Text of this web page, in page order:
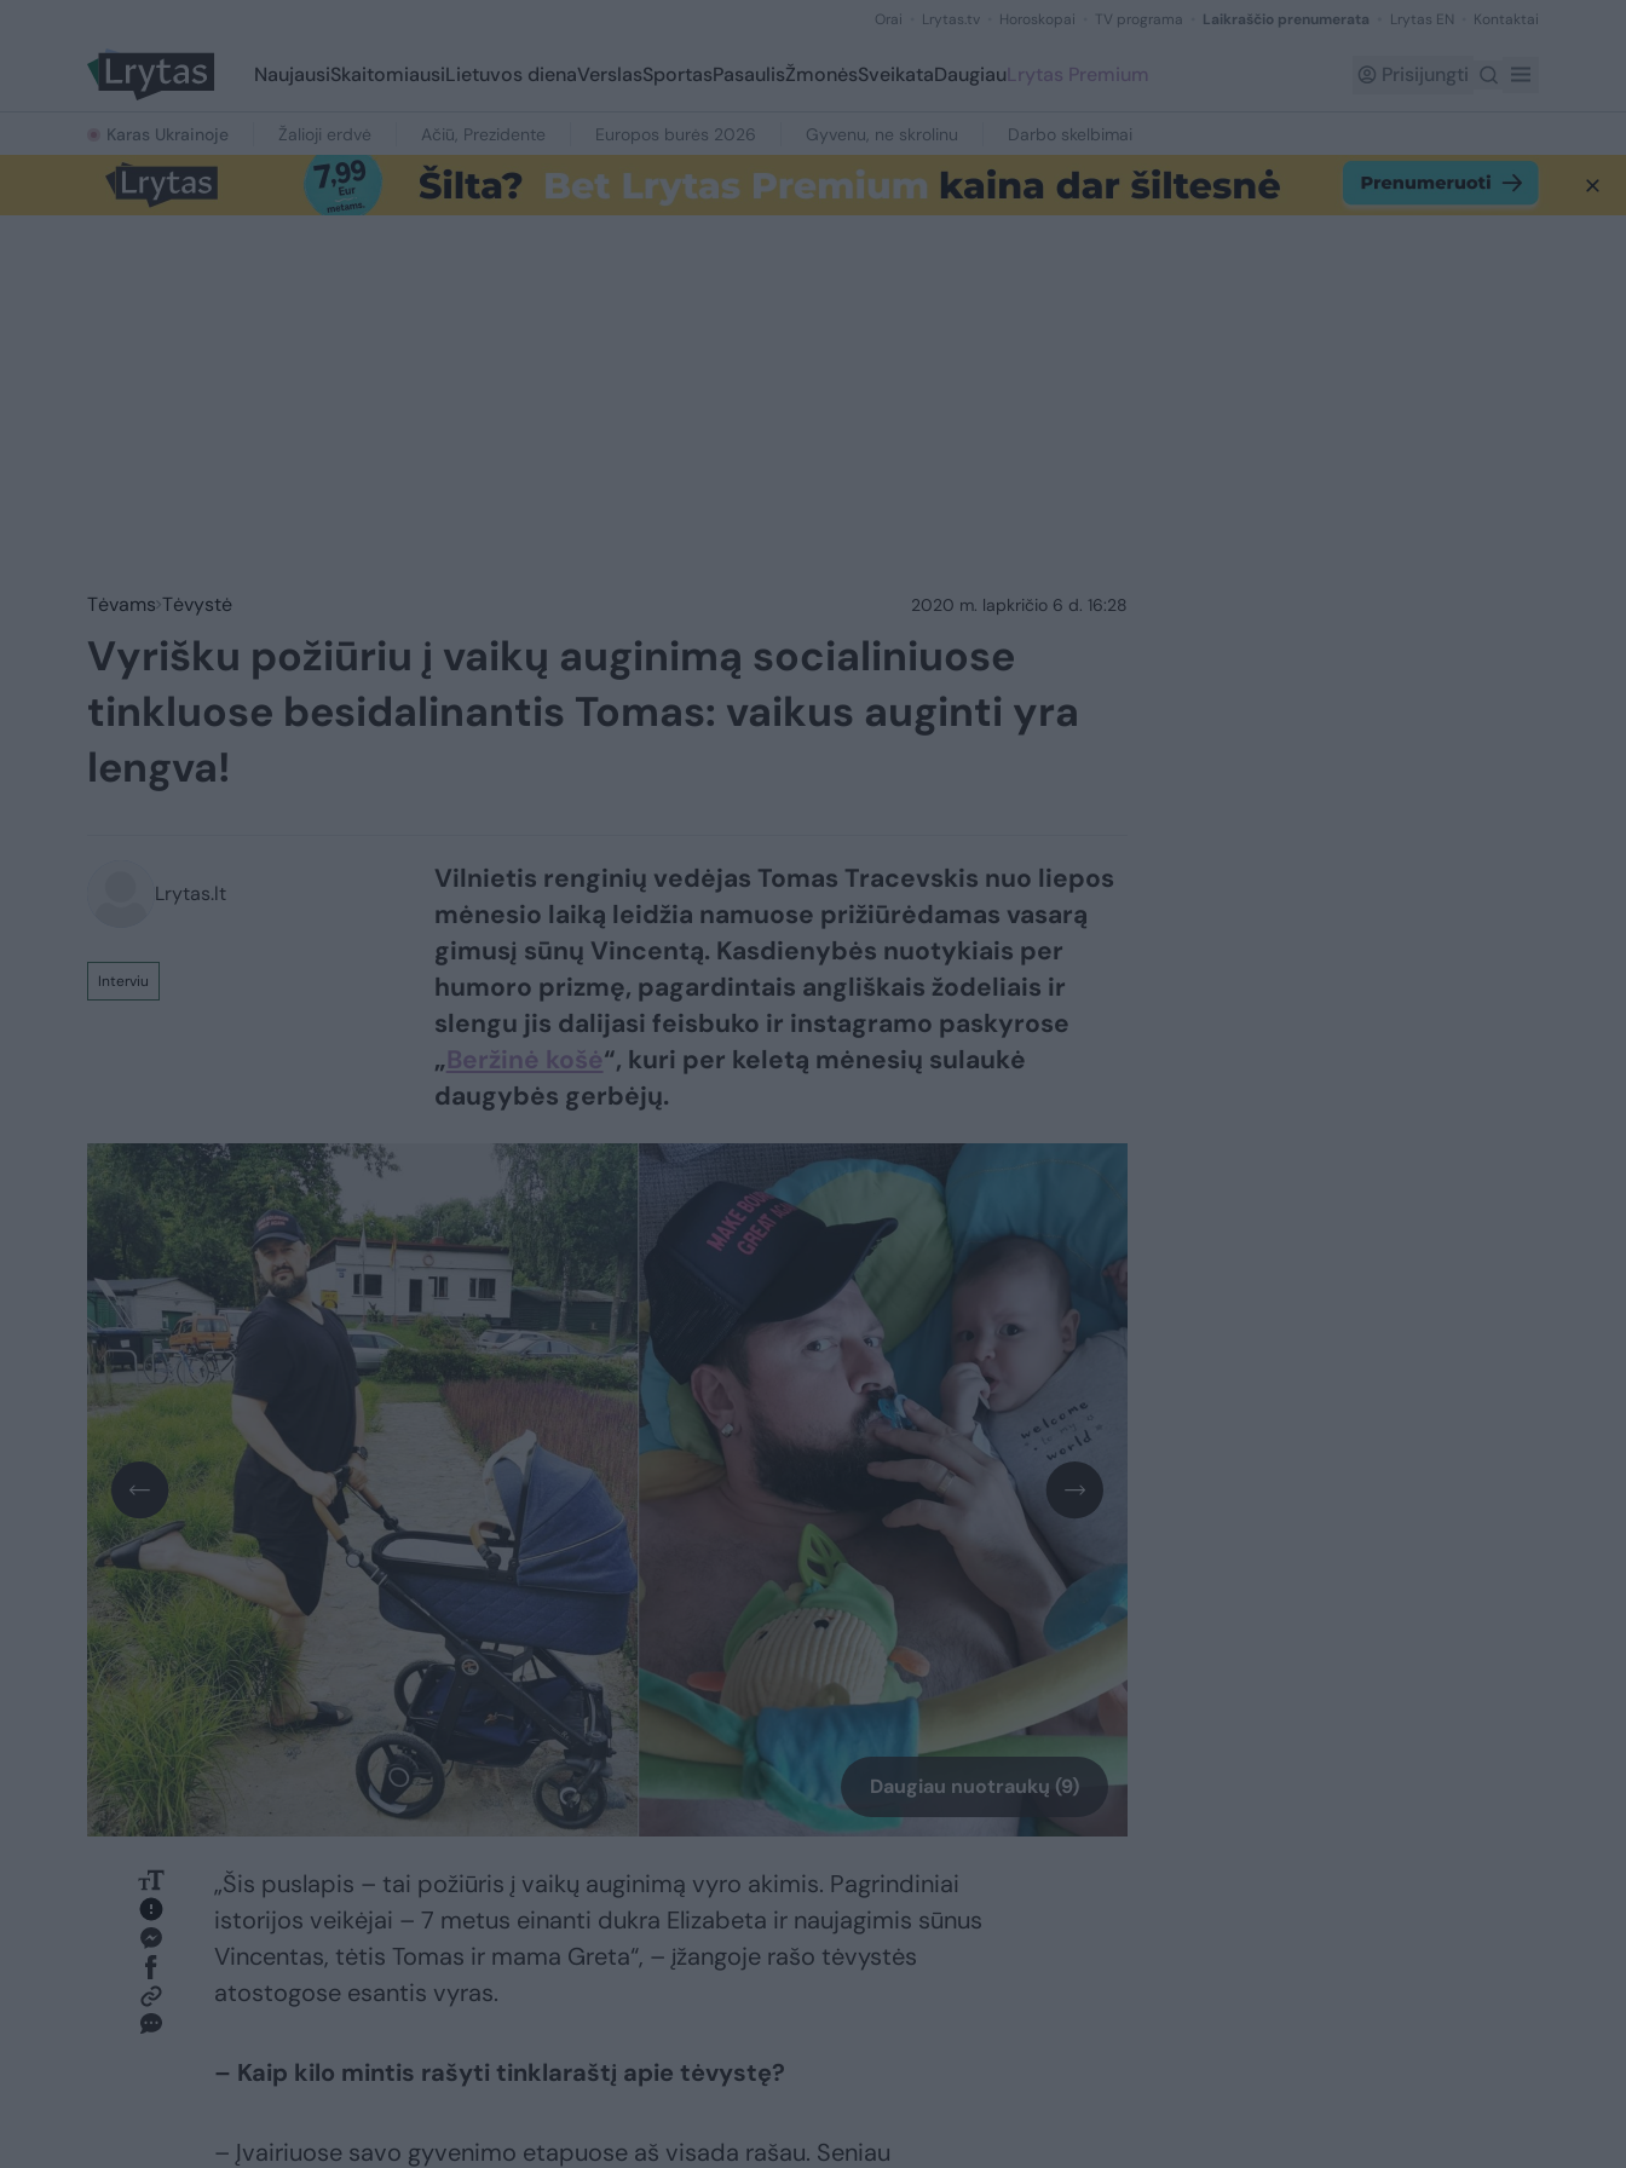
Orai Lrytas.tv Horoskopai TV programa Laikraščio prenumerata Lrytas EN Kontaktai
NaujausiSkaitomiausiLietuvos dienaVerslasSportasPasaulisŽmonėsSveikataDaugiauLrytas Premium Prisijungti
Karas Ukrainoje Žalioji erdvė Ačiū, Prezidente Europos burės 2026 Gyvenu, ne skrolinu Darbo skelbimai
Tėvams Tėvystė 2020 m. lapkričio 6 d. 16:28
Vyrišku požiūriu į vaikų auginimą socialiniuose
tinkluose besidalinantis Tomas: vaikus auginti yra
lengva!
Lrytas.lt
Interviu
Vilnietis renginių vedėjas Tomas Tracevskis nuo liepos
mėnesio laiką leidžia namuose prižiūrėdamas vasarą
gimusį sūnų Vincentą. Kasdienybės nuotykiais per
humoro prizmę, pagardintais angliškais žodeliais ir
slengu jis dalijasi feisbuko ir instagramo paskyrose
„Beržinė košė“, kuri per keletą mėnesių sulaukė
daugybės gerbėjų.
Daugiau nuotraukų (9)
„Šis puslapis – tai požiūris į vaikų auginimą vyro akimis. Pagrindiniai
istorijos veikėjai – 7 metus einanti dukra Elizabeta ir naujagimis sūnus
Vincentas, tėtis Tomas ir mama Greta“, – įžangoje rašo tėvystės
atostogose esantis vyras.
– Kaip kilo mintis rašyti tinklaraštį apie tėvystę?
– Įvairiuose savo gyvenimo etapuose aš visada rašau. Seniau